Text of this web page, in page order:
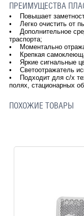
ПРЕИМУЩЕСТВА
• Повышает
• Легко очистить от
• Дополнительное
траспорта;
• Моментально
• Крепкая
• Яркие сигнальные
• Светоотражатель
• Подходит для с/х
полях, стационарных
ПОХОЖИЕ ТОВАРЫ